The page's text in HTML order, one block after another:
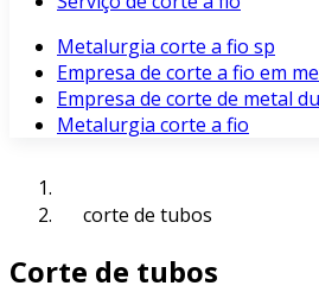
Metalurgia corte a fio sp
Empresa de corte a fio em
Empresa de corte de metal
Metalurgia corte a fio
corte de tubos
Corte de tubos